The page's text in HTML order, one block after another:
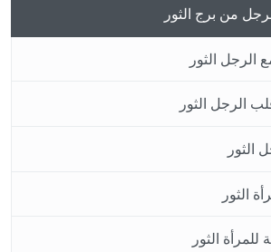
من برج الثور
الرجل الثور
الرجل الثور
الثور
الثور
الثور